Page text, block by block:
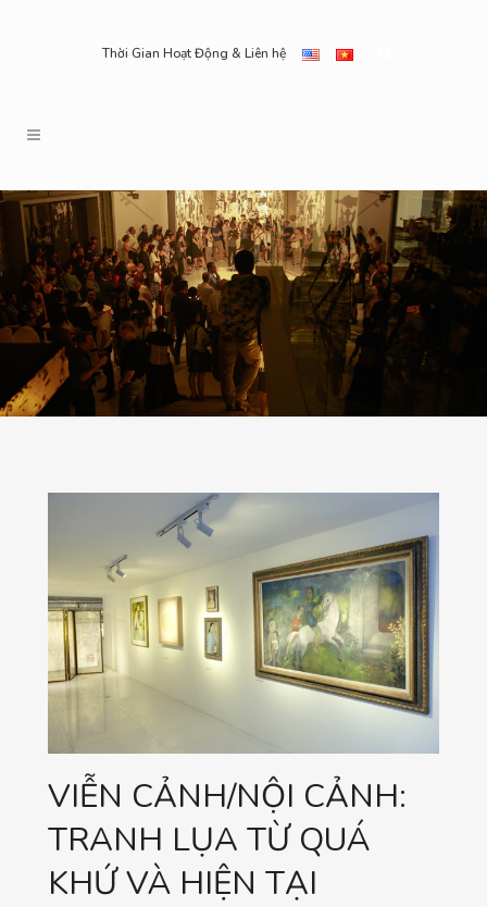
Thời Gian Hoạt Động & Liên hệ
VIỄN CẢNH/NỘI CẢNH:
TRANH LỤA TỪ QUÁ
KHỨ VÀ HIỆN TẠI